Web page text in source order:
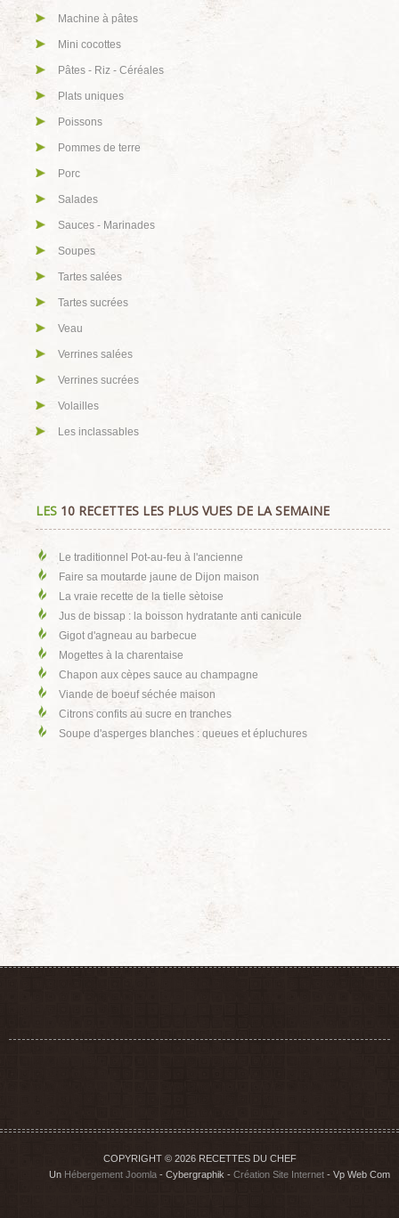
Machine à pâtes
Mini cocottes
Pâtes - Riz - Céréales
Plats uniques
Poissons
Pommes de terre
Porc
Salades
Sauces - Marinades
Soupes
Tartes salées
Tartes sucrées
Veau
Verrines salées
Verrines sucrées
Volailles
Les inclassables
LES 10 RECETTES LES PLUS VUES DE LA SEMAINE
Le traditionnel Pot-au-feu à l'ancienne
Faire sa moutarde jaune de Dijon maison
La vraie recette de la tielle sètoise
Jus de bissap : la boisson hydratante anti canicule
Gigot d'agneau au barbecue
Mogettes à la charentaise
Chapon aux cèpes sauce au champagne
Viande de boeuf séchée maison
Citrons confits au sucre en tranches
Soupe d'asperges blanches : queues et épluchures
COPYRIGHT © 2026 RECETTES DU CHEF
Un Hébergement Joomla - Cybergraphik - Création Site Internet - Vp Web Com